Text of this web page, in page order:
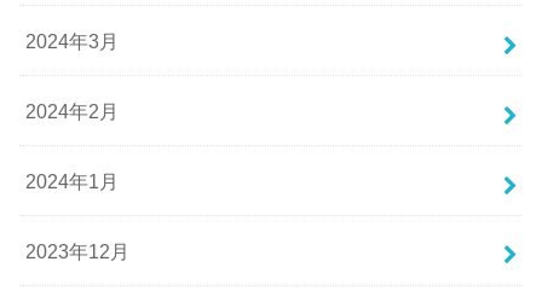
2024年3月
2024年2月
2024年1月
2023年12月